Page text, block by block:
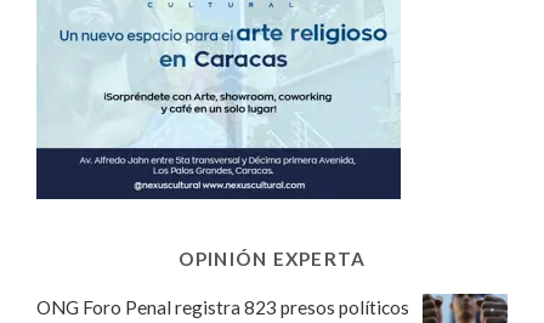
OPINIÓN EXPERTA
ONG Foro Penal registra 823 presos políticos